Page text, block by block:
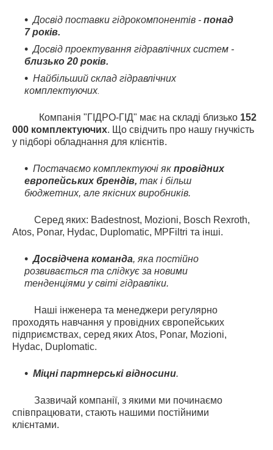
Досвід поставки гідрокомпонентів - понад
7 років.
Досвід проектування гідравлічних систем -
близько 20 років.
Найбільший склад гідравлічних
комплектуючих.
Компанія "ГІДРО-ГІД" має на складі близько 152
000 комплектуючих. Що свідчить про нашу гнучкість
у підборі обладнання для клієнтів.
Постачаємо комплектуючі як провідних
европейських брендів, так і більш
бюджетних, але якісних виробників.
Серед яких: Badestnost, Mozioni, Bosch Rexroth,
Atos, Ponar, Hydac, Duplomatic, MPFiltri та інші.
Досвідчена команда, яка постійно
розвивається та слідкує за новими
тенденціями у світі гідравліки.
Наші інженера та менеджери регулярно
проходять навчання у провідних європейських
підприємствах, серед яких Atos, Ponar, Mozioni,
Hydac, Duplomatic.
Міцні партнерські відносини.
Зазвичай компанії, з якими ми починаємо
співпрацювати, стають нашими постійними
клієнтами.